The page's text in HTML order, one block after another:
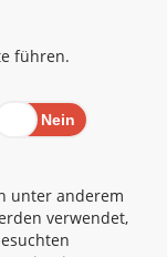
führen.
unter anderem
verwendet,